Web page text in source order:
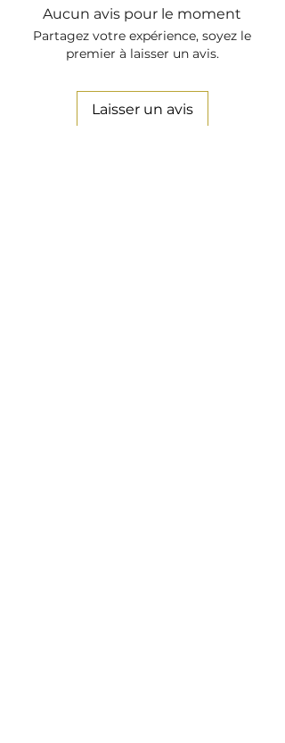
Qui ed aggiungi la lavorazione.
Aucun avis pour le moment
Partagez votre expérience, soyez le
premier à laisser un avis.
Laisser un avis